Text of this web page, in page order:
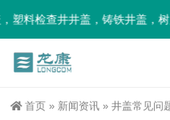
料检查井井盖，铸铁井盖，
首页 » 新闻资讯 » 井盖常见问